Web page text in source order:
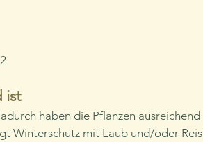
ist
haben die Pflanzen ausreichend
Winterschutz mit Laub und/oder